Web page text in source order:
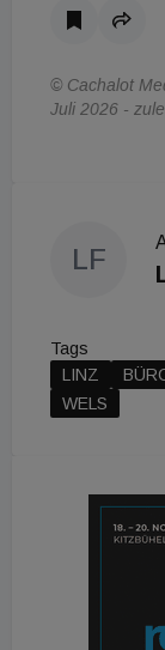
© Cachalot
Juli 2026 -
LF
Tags
LINZ
WELS